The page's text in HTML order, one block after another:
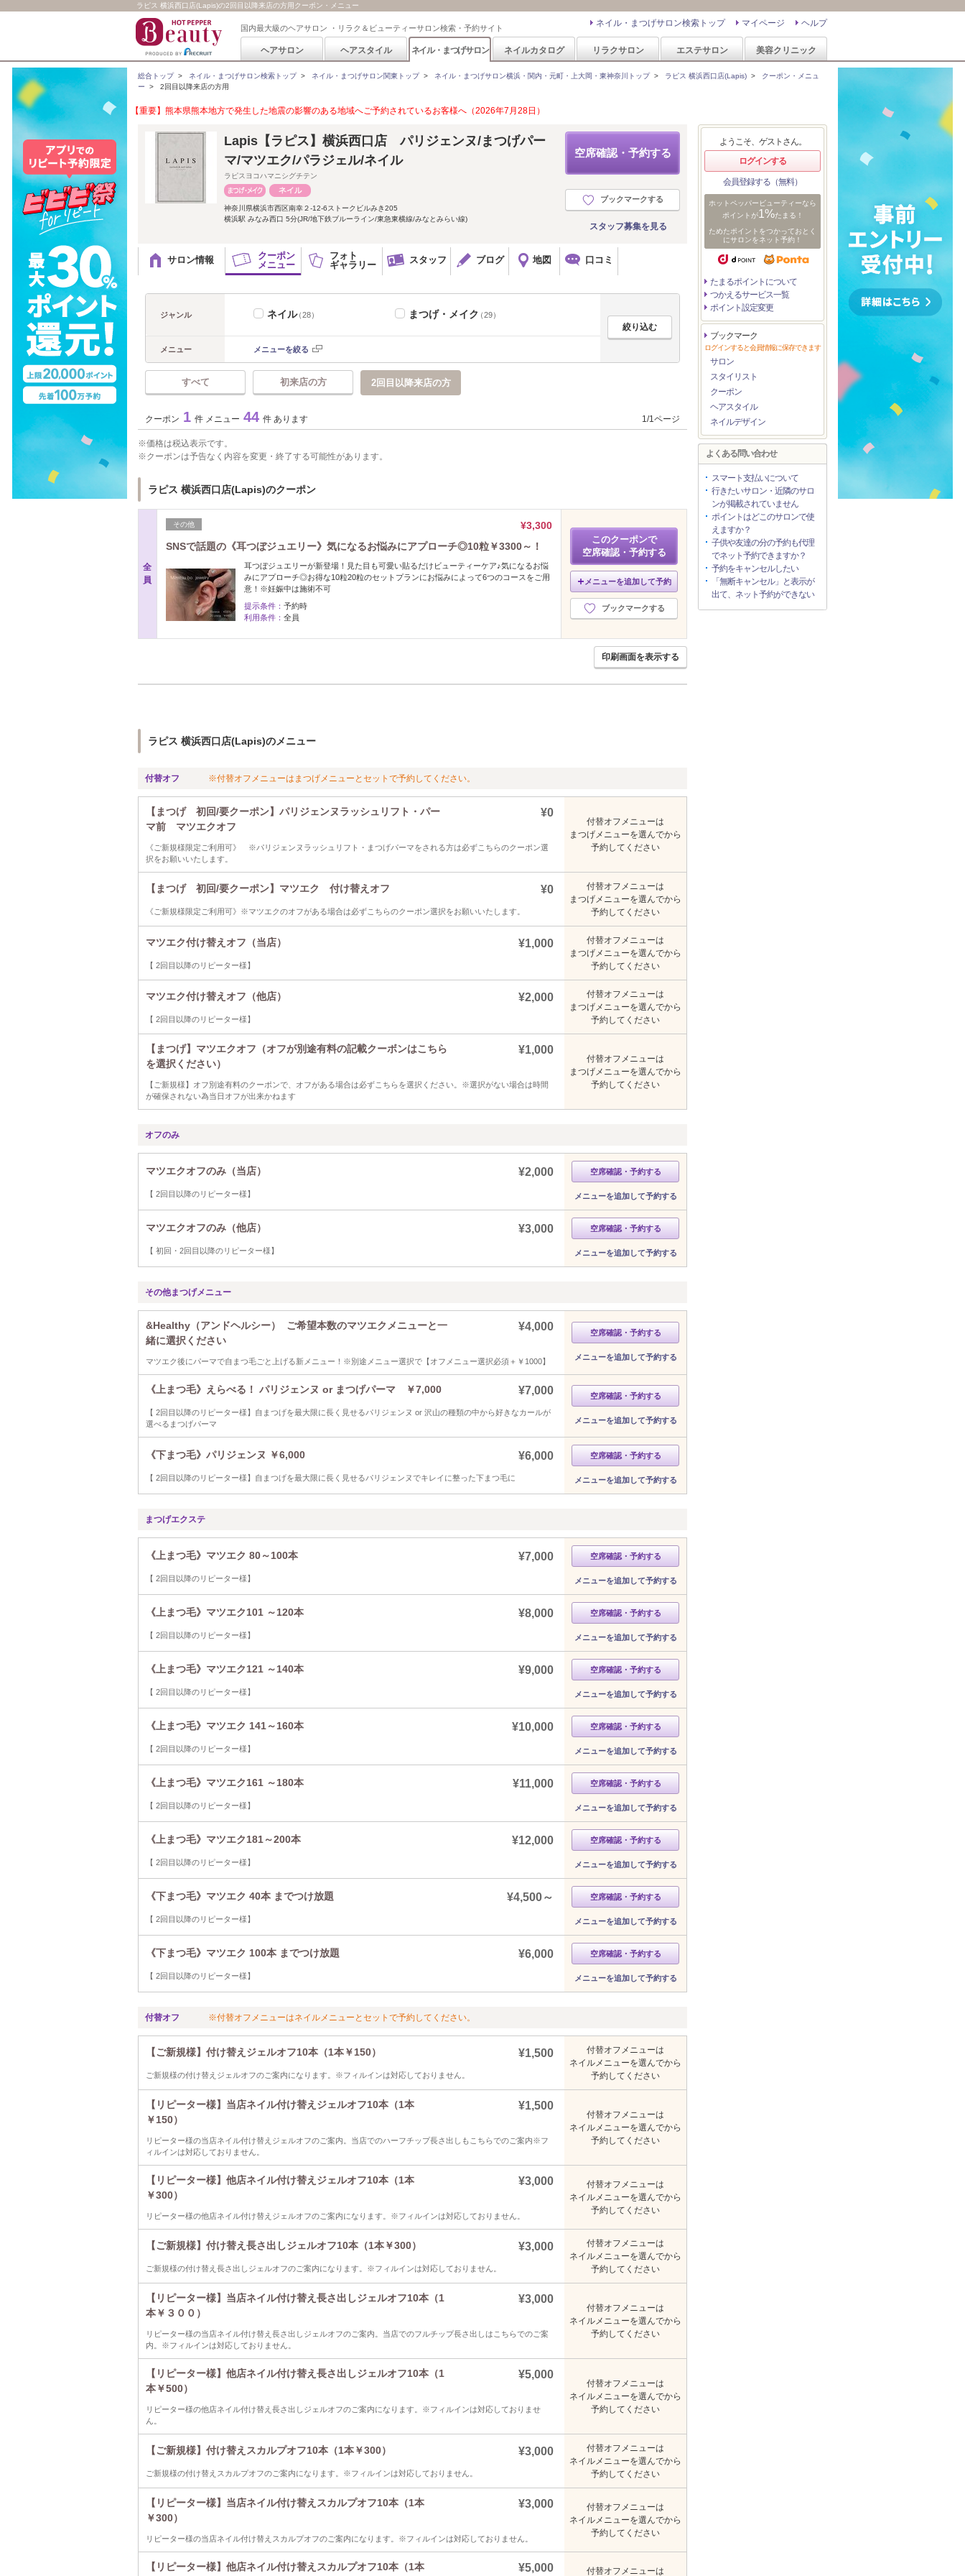
ラピス 横浜西口店(Lapis)の2回目以降来店の方用クーポン・メニュー
国内最大級のヘアサロン ・リラク＆ビューティーサロン検索・予約サイト ヘルプ
マイページ
ネイル・まつげサロン検索トップ
ヘアサロン ヘアスタイル ネイル・まつげサロン ネイルカタログ リラクサロン エステサロン 美容クリニック
総合トップ> ネイル・まつげサロン検索トップ> ネイル・まつげサロン関東トップ> ネイル・まつげサロン横浜・関内・元町・上大岡・東神奈川トップ> ラピス 横浜西口店(Lapis) > クーポン・メニュ
ー > 2回目以降来店の方用
【重要】熊本県熊本地方で発生した地震の影響のある地域へご予約されているお客様へ（2026年7月28日）
空席確認・予約する
ブックマークする
スタッフ募集を見る
Lapis【ラピス】横浜西口店 パリジェンヌ/まつげパー
マ/マツエク/パラジェル/ネイル
ラピスヨコハマニシグチテン
神奈川県横浜市西区南幸２-12-6ストークビルみき205
横浜駅 みなみ西口 5分(JR/地下鉄ブルーライン/東急東横線/みなとみらい線)
サロン情報
クーポン
メニュー
フォト
ギャラリー
スタッフ ブログ 地図 口コミ
ジャンル ネイル（28） まつげ・メイク（29）
メニュー メニューを絞る
すべて 初来店の方 2回目以降来店の方
クーポン 1 件 メニュー 44 件 あります 1/1ページ
価格は税込表示です。
クーポンは予告なく内容を変更・終了する可能性があります。
ラピス 横浜西口店(Lapis)のクーポン
全
員
その他
¥3,300
SNSで話題の《耳つぼジュエリー》気になるお悩みにアプローチ◎10粒￥3300～！
耳つぼジュエリーが新登場！見た目も可愛い貼るだけビューティーケア♪気になるお悩
みにアプローチ◎お得な10粒20粒のセットプランにお悩みによって6つのコースをご用
意！※妊娠中は施術不可
提示条件： 予約時
利用条件： 全員
このクーポンで
空席確認・予約する
メニューを追加して予約
ブックマークする
印刷画面を表示する
ラピス 横浜西口店(Lapis)のメニュー
付替オフ ※付替オフメニューはまつげメニューとセットで予約してください。
【まつげ 初回/要クーポン】パリジェンヌラッシュリフト・パー
マ前 マツエクオフ
¥0
《ご新規様限定ご利用可》 ※パリジェンヌラッシュリフト・まつげパーマをされる方は必ずこちらのクーポン選
択をお願いいたします。
付替オフメニューは
まつげメニューを選んでから
予約してください
【まつげ 初回/要クーポン】マツエク 付け替えオフ ¥0
《ご新規様限定ご利用可》※マツエクのオフがある場合は必ずこちらのクーポン選択をお願いいたします。
付替オフメニューは
まつげメニューを選んでから
予約してください
マツエク付け替えオフ（当店） ¥1,000
【 2回目以降のリピーター様】
付替オフメニューは
まつげメニューを選んでから
予約してください
マツエク付け替えオフ（他店） ¥2,000
【 2回目以降のリピーター様】
付替オフメニューは
まつげメニューを選んでから
予約してください
【まつげ】マツエクオフ（オフが別途有料の記載クーボンはこちら
を選択ください）
¥1,000
【ご新規様】オフ別途有料のクーポンで、オフがある場合は必ずこちらを選択ください。※選択がない場合は時間
が確保されない為当日オフが出来かねます
付替オフメニューは
まつげメニューを選んでから
予約してください
オフのみ
マツエクオフのみ（当店） ¥2,000
【 2回目以降のリピーター様】
空席確認・予約する
メニューを追加して予約する
マツエクオフのみ（他店） ¥3,000
【 初回・2回目以降のリピーター様】
空席確認・予約する
メニューを追加して予約する
その他まつげメニュー
&Healthy（アンドヘルシー） ご希望本数のマツエクメニューと一
緒に選択ください
¥4,000
マツエク後にパーマで自まつ毛ごと上げる新メニュー！※別途メニュー選択で【オフメニュー選択必須＋￥1000】
空席確認・予約する
メニューを追加して予約する
《上まつ毛》えらべる！ パリジェンヌ or まつげパーマ ￥7,000 ¥7,000
【 2回目以降のリピーター様】自まつげを最大限に長く見せるパリジェンヌ or 沢山の種類の中から好きなカールが
選べるまつげパーマ
空席確認・予約する
メニューを追加して予約する
《下まつ毛》パリジェンヌ ￥6,000 ¥6,000
【 2回目以降のリピーター様】自まつげを最大限に長く見せるパリジェンヌでキレイに整った下まつ毛に
空席確認・予約する
メニューを追加して予約する
まつげエクステ
《上まつ毛》マツエク 80～100本 ¥7,000
【 2回目以降のリピーター様】
空席確認・予約する
メニューを追加して予約する
《上まつ毛》マツエク101 ～120本 ¥8,000
【 2回目以降のリピーター様】
空席確認・予約する
メニューを追加して予約する
《上まつ毛》マツエク121 ～140本 ¥9,000
【 2回目以降のリピーター様】
空席確認・予約する
メニューを追加して予約する
《上まつ毛》マツエク 141～160本 ¥10,000
【 2回目以降のリピーター様】
空席確認・予約する
メニューを追加して予約する
《上まつ毛》マツエク161 ～180本 ¥11,000
【 2回目以降のリピーター様】
空席確認・予約する
メニューを追加して予約する
《上まつ毛》マツエク181～200本 ¥12,000
【 2回目以降のリピーター様】
空席確認・予約する
メニューを追加して予約する
《下まつ毛》マツエク 40本 までつけ放題 ¥4,500～
【 2回目以降のリピーター様】
空席確認・予約する
メニューを追加して予約する
《下まつ毛》マツエク 100本 までつけ放題 ¥6,000
【 2回目以降のリピーター様】
空席確認・予約する
メニューを追加して予約する
付替オフ ※付替オフメニューはネイルメニューとセットで予約してください。
【ご新規様】付け替えジェルオフ10本（1本￥150） ¥1,500
ご新規様の付け替えジェルオフのご案内になります。※フィルインは対応しておりません。
付替オフメニューは
ネイルメニューを選んでから
予約してください
【リピーター様】当店ネイル付け替えジェルオフ10本（1本
￥150）
¥1,500
リピーター様の当店ネイル付け替えジェルオフのご案内。当店でのハーフチップ長さ出しもこちらでのご案内※フ
ィルインは対応しておりません。
付替オフメニューは
ネイルメニューを選んでから
予約してください
【リピーター様】他店ネイル付け替えジェルオフ10本（1本
￥300）
¥3,000
リピーター様の他店ネイル付け替えジェルオフのご案内になります。※フィルインは対応しておりません。
付替オフメニューは
ネイルメニューを選んでから
予約してください
【ご新規様】付け替え長さ出しジェルオフ10本（1本￥300） ¥3,000
ご新規様の付け替え長さ出しジェルオフのご案内になります。※フィルインは対応しておりません。
付替オフメニューは
ネイルメニューを選んでから
予約してください
【リピーター様】当店ネイル付け替え長さ出しジェルオフ10本（1
本￥３００）
¥3,000
リピーター様の当店ネイル付け替え長さ出しジェルオフのご案内。当店でのフルチップ長さ出しはこちらでのご案
内。※フィルインは対応しておりません。
付替オフメニューは
ネイルメニューを選んでから
予約してください
【リピーター様】他店ネイル付け替え長さ出しジェルオフ10本（1
本￥500）
¥5,000
リピーター様の他店ネイル付け替え長さ出しジェルオフのご案内になります。※フィルインは対応しておりませ
ん。
付替オフメニューは
ネイルメニューを選んでから
予約してください
【ご新規様】付け替えスカルプオフ10本（1本￥300） ¥3,000
ご新規様の付け替えスカルプオフのご案内になります。※フィルインは対応しておりません。
付替オフメニューは
ネイルメニューを選んでから
予約してください
【リピーター様】当店ネイル付け替えスカルプオフ10本（1本
￥300）
¥3,000
リピーター様の当店ネイル付け替えスカルプオフのご案内になります。※フィルインは対応しておりません。
付替オフメニューは
ネイルメニューを選んでから
予約してください
【リピーター様】他店ネイル付け替えスカルプオフ10本（1本
¥5,000 付替オフメニューは
ようこそ、ゲストさん。
ログインする
会員登録する（無料）
ホットペッパービューティーなら
ポイントが1%たまる！
ためたポイントをつかっておとく
にサロンをネット予約！
たまるポイントについて
つかえるサービス一覧
ポイント設定変更
ブックマーク
ログインすると会員情報に保存できます
サロン
スタイリスト
クーポン
ヘアスタイル
ネイルデザイン
よくある問い合わせ
スマート支払いについて
行きたいサロン・近隣のサロ
ンが掲載されていません
ポイントはどこのサロンで使
えますか？
子供や友達の分の予約も代理
でネット予約できますか？
予約をキャンセルしたい
「無断キャンセル」と表示が
出て、ネット予約ができない